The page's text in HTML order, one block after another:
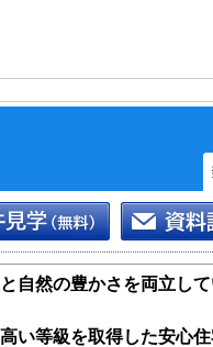
自然の豊かさを両立し
い等級を取得した安心